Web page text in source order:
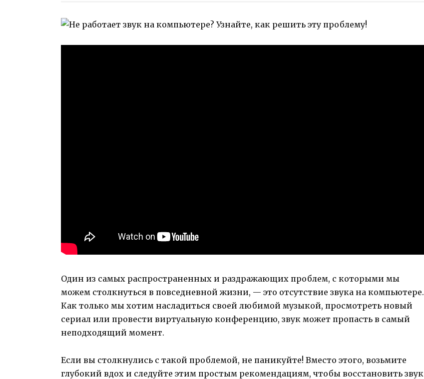
Один из самых распространенных и раздражающих проблем, с которыми мы
можем столкнуться в повседневной жизни, — это отсутствие звука на компьютере.
Как только мы хотим насладиться своей любимой музыкой, просмотреть новый
сериал или провести виртуальную конференцию, звук может пропасть в самый
неподходящий момент.
Если вы столкнулись с такой проблемой, не паникуйте! Вместо этого, возьмите
глубокий вдох и следуйте этим простым рекомендациям, чтобы восстановить звук